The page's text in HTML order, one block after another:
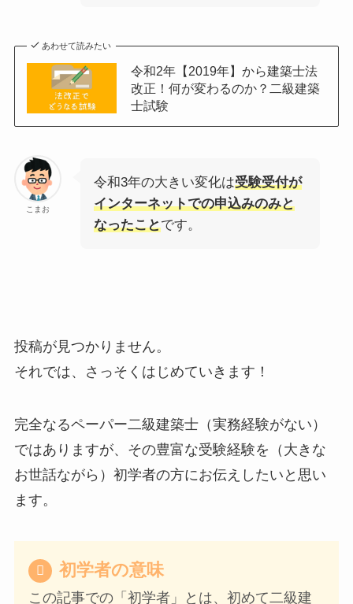
あわせて読みたい
令和2年【2019年】から建築士法
改正！何が変わるのか？二級建築
士試験
こまお
令和3年の大きい変化は受験受付が
インターネットでの申込みのみと
なったことです。
投稿が見つかりません。
それでは、さっそくはじめていきます！
完全なるペーパー二級建築士（実務経験がない）
ではありますが、その豊富な受験経験を（大きな
お世話ながら）初学者の方にお伝えしたいと思い
ます。
初学者の意味
この記事での「初学者」とは、初めて二級建